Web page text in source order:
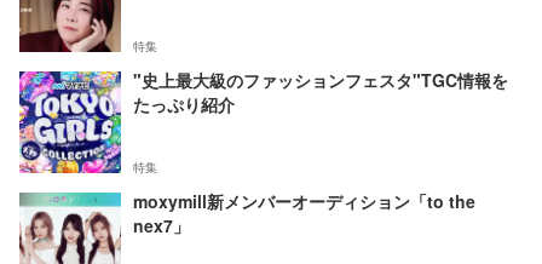
特集
"史上最大級のファッションフェスタ"TGC情報を
たっぷり紹介
特集
moxymill新メンバーオーディション「to the
nex7」